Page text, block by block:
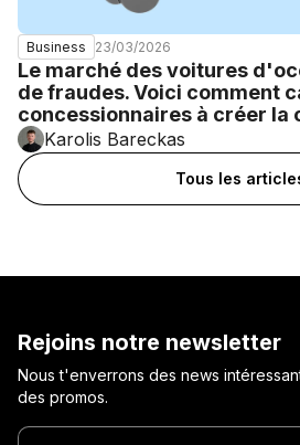
Business 23/03/2026
Le marché des voitures
de fraudes. Voici comment
concessionnaires à créer la
Karolis Bareckas
Tous les
Rejoins notre newsletter
Nous t'enverrons des news
des promos.
Entre